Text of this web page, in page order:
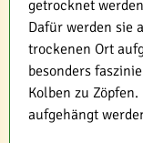
getrocknet
Dafür werden sie
trockenen Ort
besonders
Kolben zu
aufgehängt